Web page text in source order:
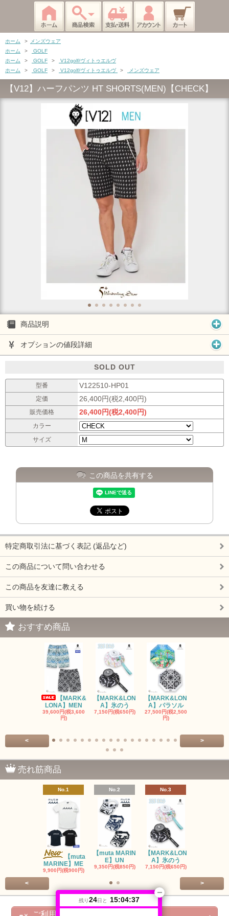
ホーム >
メンズウェア
ホーム
>
GOLF
ホーム
> GOLF >
V12golf/ヴィトゥエルヴ
ホーム
> GOLF > V12golf/ヴィトゥエルヴ > メンズウェア
【V12】ハーフパンツ HT SHORTS(MEN)【CHECK】
商品説明
オプションの値段詳細
SOLD OUT
型番 V122510-HP01
定価 26,400円(税2,400円)
販売価格 26,400円(税2,400円)
カラー
サイズ
この商品を共有する
特定商取引法に基づく表記 (返品など)
この商品について問い合わせる
この商品を友達に教える
買い物を続ける
おすすめ商品
【MARK&
LONA】MEN
39,600円(税3,600
円)
【MARK&LON
A】氷のう
7,150円(税650円)
【MARK&LON
A】パラソル
27,500円(税2,500
円)
< >
売れ筋商品
No.1
【muta
MARINE】ME
9,900円(税900円)
No.2
【muta MARIN
E】UN
9,350円(税850円)
No.3
【MARK&LON
A】氷のう
7,150円(税650円)
< >
残り24日と 15:04:37